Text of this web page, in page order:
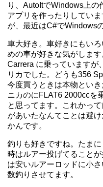
り、AutoItでWindows上の
アプリを作ったりしてい
が、最近はC#でWindows
車大好き。車好きにもい
めの車が好きな気がしま
Carrera に乗っていますが
リカでした。どうも356
今度買うときは本物とい
ニカのにFLAT6 2000ccを
と思ってます。これかっ
があいたなんてことは避
かんです。
釣りも好きですね。たま
時はルアー投げてること
は安いルアーロッドに小
数釣りさせてます。